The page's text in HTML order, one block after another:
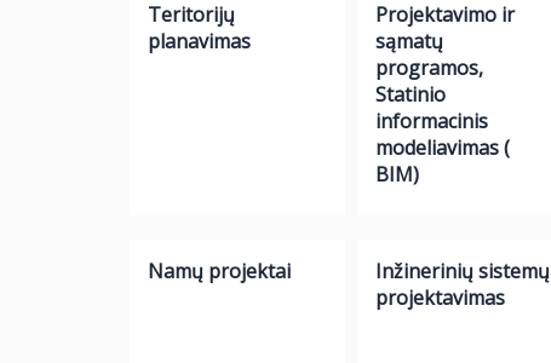
Teritorijų
planavimas
Projektavimo ir
sąmatų
programos,
Statinio
informacinis
modeliavimas (
BIM)
Namų projektai
Inžinerinių sistemų
projektavimas